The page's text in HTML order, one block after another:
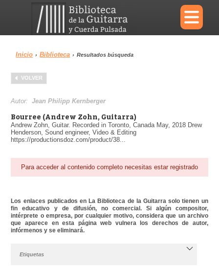
×
Menu
Biblioteca
Inicio › Biblioteca › Resultados búsqueda
VOLVER
Autor:Jean Philipp Kernberger
Bourree (Andrew Zohn, Guitarra)
Andrew Zohn, Guitar. Recorded in Toronto, Canada May, 2018 Drew
Henderson, Sound engineer, Video & Editing
https://productionsdoz.com/product/38...
Para acceder al contenido completo necesitas estar registrado
Los enlaces publicados en La Biblioteca de la Guitarra solo tienen un
fin educativo y de difusión, no comercial. Si algún compositor,
intérprete o empresa, por cualquier motivo, considera que un archivo
que aparece en esta página web vulnera los derechos de autor,
infórmenos y se eliminará.
Etiquetas